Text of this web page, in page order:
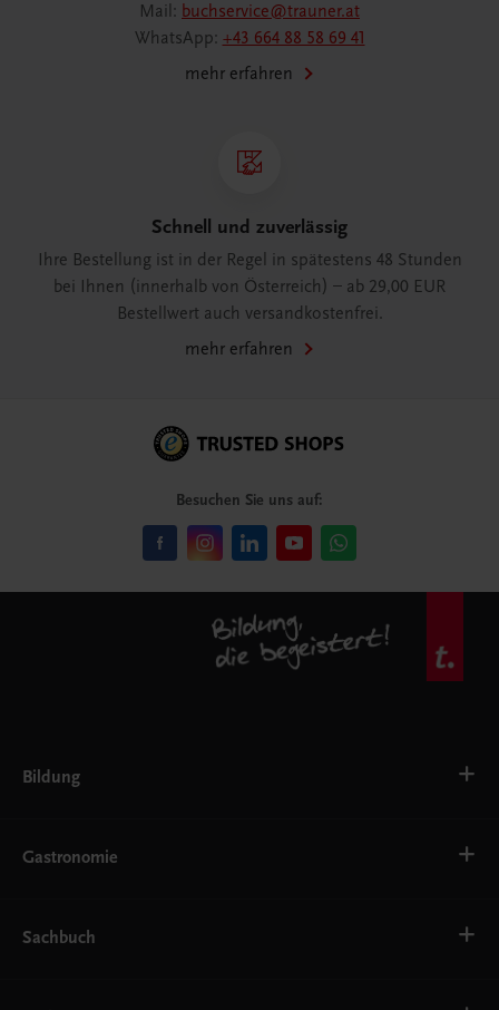
Mail: buchservice@trauner.at
WhatsApp: +43 664 88 58 69 41
mehr erfahren
Schnell und zuverlässig
Ihre Bestellung ist in der Regel in spätestens 48 Stunden
bei Ihnen (innerhalb von Österreich) – ab 29,00 EUR
Bestellwert auch versandkostenfrei.
mehr erfahren
Besuchen Sie uns auf:
Bildung
AHS
EWF/ZWF
FW
Gastronomie
Getränke
Sachbuch